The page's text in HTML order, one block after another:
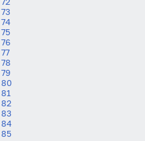
73
74
75
76
77
78
79
80
81
82
83
84
85